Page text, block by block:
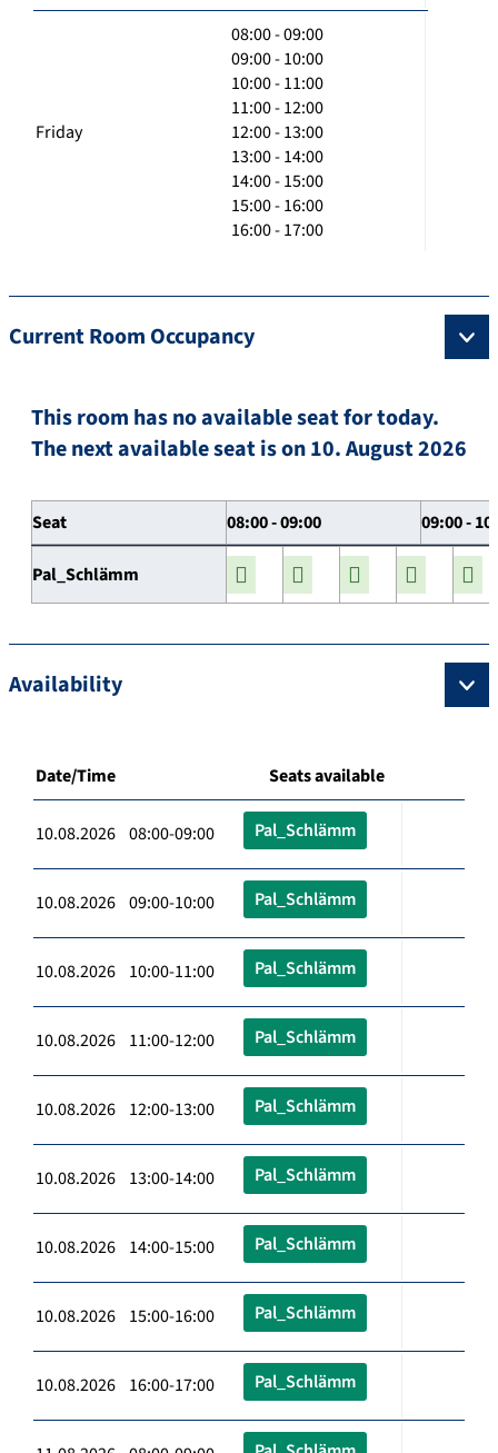
Friday
08:00 - 09:00
09:00 - 10:00
10:00 - 11:00
11:00 - 12:00
12:00 - 13:00
13:00 - 14:00
14:00 - 15:00
15:00 - 16:00
16:00 - 17:00
Current Room Occupancy
This room has no available seat for today.
The next available seat is on 10. August 2026
Seat 08:00 - 09:00 09:00 -
Pal_Schlämm
Availability
Date/Time Seats available
10.08.2026 08:00-09:00 Pal_Schlämm
10.08.2026 09:00-10:00 Pal_Schlämm
10.08.2026 10:00-11:00 Pal_Schlämm
10.08.2026 11:00-12:00 Pal_Schlämm
10.08.2026 12:00-13:00 Pal_Schlämm
10.08.2026 13:00-14:00 Pal_Schlämm
10.08.2026 14:00-15:00 Pal_Schlämm
10.08.2026 15:00-16:00 Pal_Schlämm
10.08.2026 16:00-17:00 Pal_Schlämm